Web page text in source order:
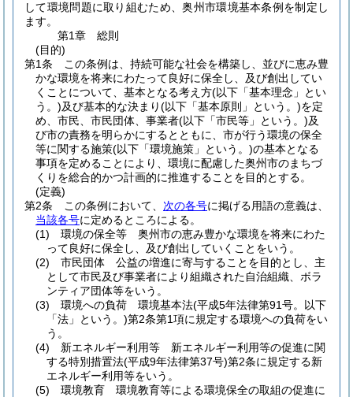
して環境問題に取り組むため、奥州市環境基本条例を制定し
ます。
第1章
総則
(目的)
第1条
この条例は、持続可能な社会を構築し、並びに恵み豊
かな環境を将来にわたって良好に保全し、及び創出してい
くことについて、基本となる考え方(以下「基本理念」とい
う。)及び基本的な決まり(以下「基本原則」という。)を定
め、市民、市民団体、事業者(以下「市民等」という。)及
び市の責務を明らかにするとともに、市が行う環境の保全
等に関する施策(以下「環境施策」という。)の基本となる
事項を定めることにより、環境に配慮した奥州市のまちづ
くりを総合的かつ計画的に推進することを目的とする。
(定義)
第2条
この条例において、 次の各号に掲げる用語の意義は、
当該各号に定めるところによる。
(1)
環境の保全等 奥州市の恵み豊かな環境を将来にわた
って良好に保全し、及び創出していくことをいう。
(2)
市民団体 公益の増進に寄与することを目的とし、主
として市民及び事業者により組織された自治組織、ボラ
ンティア団体等をいう。
(3)
環境への負荷 環境基本法(平成5年法律第91号。以下
「法」という。)第2条第1項に規定する環境への負荷をい
う。
(4)
新エネルギー利用等 新エネルギー利用等の促進に関
する特別措置法(平成9年法律第37号)第2条に規定する新
エネルギー利用等をいう。
(5)
環境教育 環境教育等による環境保全の取組の促進に